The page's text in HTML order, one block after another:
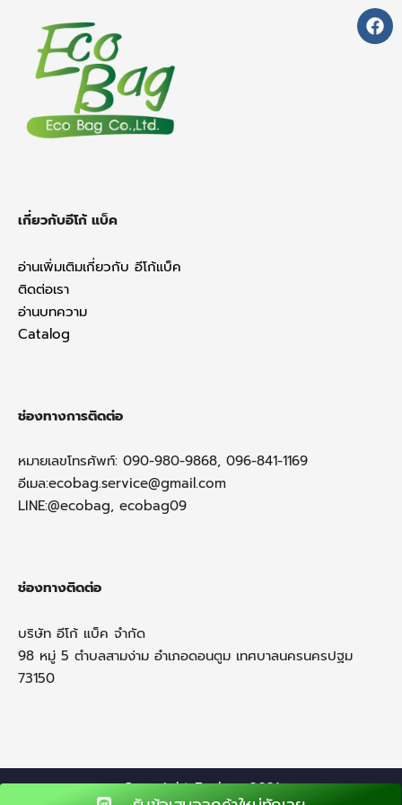
a
c
e
เกี่ยวกับอีโก้ แบ็ค
อ่านเพิ่มเติมเกี่ยวกับ อีโก้แบ็ค
ติดต่อเรา
อ่านบทความ
Catalog
ช่องทางการติดต่อ
หมายเลขโทรศัพท์: 090-980-9868, 096-841-1169
อีเมล:ecobag.service@gmail.com
LINE:@ecobag, ecobag09
ช่องทางติดต่อ
บริษัท อีโก้ แบ็ค จำกัด
98 หมู่ 5 ตำบลสามง่าม อำเภอดอนตูม เทศบาลนครนครปฐม
73150
Copyright Ecobag 2021